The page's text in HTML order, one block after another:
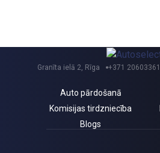
Granīta ielā 2, Rīga +371 20603361
Auto pārdošanā
Komisijas tirdzniecība
Blogs